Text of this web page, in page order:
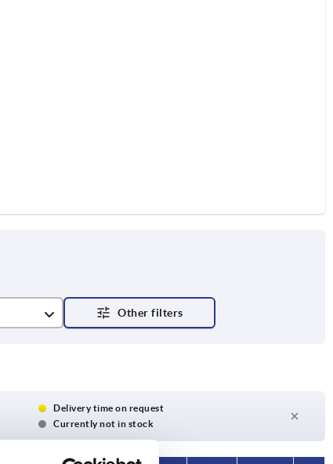
Delivery time on request
Currently not in stock